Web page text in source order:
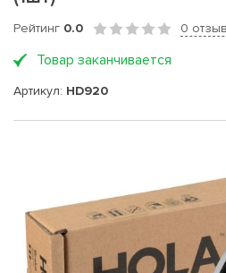
Рейтинг 0.0 0
Товар заканчивается
Артикул: HD920